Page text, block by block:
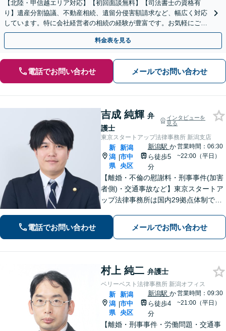
【北陸・甲信越エリア対応】【初回面談無料】【司法書士の資格有
り】遺産分割協議、不動産相続、遺留分侵害額請求など、幅広く対応
しています。特に会社経営者の相続の経験が豊富です。お気軽にご相
談ください。【休日・夜間面談可】【オンライン面談可】
料金表を見る
電話でお問い合わせ メールでお問い合わせ
吉成 純輝 弁
護士
インタビューを
見る
東京スタートアップ法律事務所 新潟支店
新
潟
県
|
新潟
市中
央区
新潟駅 か
ら徒歩5
分
営業時間：06:30
~22:00（平日）
【離婚・不倫の慰謝料・刑事事件(加害
者側)・交通事故など】東京スタートア
ップ法律事務所は国内29拠点体制で全
対応(法律相談は完全予約制)】各分野で
専門性の高い弁護士が寄り添い解決を
電話でお問い合わせ メールでお問い合わせ
村上 純二 弁護士
ベリーベスト法律事務所 新潟オフィス
新
潟
県
|
新潟
市中
央区
新潟駅 か
ら徒歩4
分
営業時間：09:30
~21:00（平日）
【離婚・刑事事件・労働問題・交通事